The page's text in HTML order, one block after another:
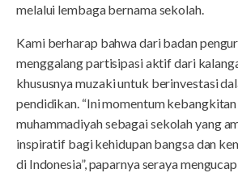
melalui lembaga bernama sekolah.
Kami berharap bahwa dari badan
menggalang partisipasi aktif dari
khususnya muzaki untuk berinvestasi
pendidikan. “Ini momentum
muhammadiyah sebagai sekolah yang
inspiratif bagi kehidupan bangsa dan
di Indonesia”, paparnya seraya